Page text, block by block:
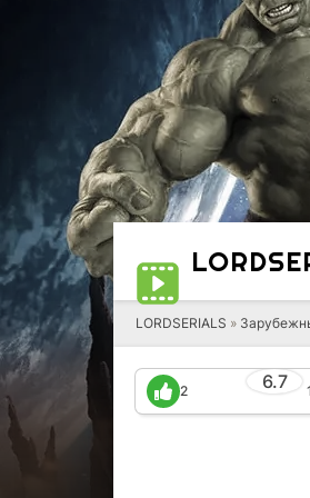
LORD
LORDSERIALS »
6.7
2